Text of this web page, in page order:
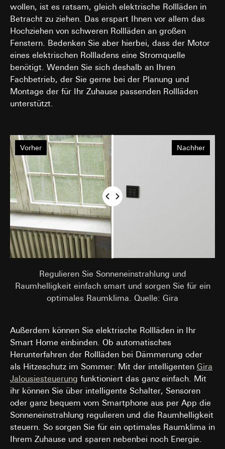
wollen, ist es ratsam, gleich elektrische Rollläden in
Betracht zu ziehen. Das erspart Ihnen vor allem das
Hochziehen von schweren Rollläden an großen
Fenstern. Bedenken Sie aber hierbei, dass der Motor
eines elektrischen Rollladens eine Stromquelle
benötigt. Wenden Sie sich deshalb an Ihren
Fachbetrieb, der Sie gerne bei der Planung und
Montage der für Ihr Zuhause passenden Rollläden
unterstützt.
Nachher
Vorher
Regulieren Sie Sonneneinstrahlung und
Raumhelligkeit einfach smart und sorgen Sie für ein
optimales Raumklima. Quelle: Gira
Außerdem können Sie elektrische Rollläden in Ihr
Smart Home einbinden. Ob automatisches
Herunterfahren der Rollläden bei Dämmerung oder
als Hitzeschutz im Sommer: Mit der intelligenten Gira
Jalousiesteuerung funktioniert das ganz einfach. Mit
ihr können Sie über intelligente Schalter, Sensoren
oder ganz bequem vom Smartphone aus per App die
Sonneneinstrahlung regulieren und die Raumhelligkeit
steuern. So sorgen Sie für ein optimales Raumklima in
Ihrem Zuhause und sparen nebenbei noch Energie.